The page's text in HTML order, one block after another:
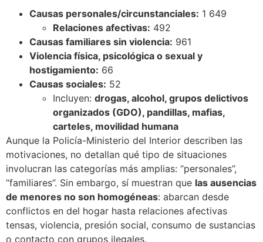
Causas personales/circunstanciales: 1 649
Relaciones afectivas: 492
Causas familiares sin violencia: 961
Violencia física, psicológica o sexual y
hostigamiento: 66
Causas sociales: 52
Incluyen: drogas, alcohol, grupos delictivos
organizados (GDO), pandillas, mafias,
carteles, movilidad humana
Aunque la Policía-Ministerio del Interior describen las
motivaciones, no detallan qué tipo de situaciones
involucran las categorías más amplias: “personales”,
“familiares”. Sin embargo, sí muestran que las ausencias
de menores no son homogéneas: abarcan desde
conflictos en del hogar hasta relaciones afectivas
tensas, violencia, presión social, consumo de sustancias
o contacto con grupos ilegales.